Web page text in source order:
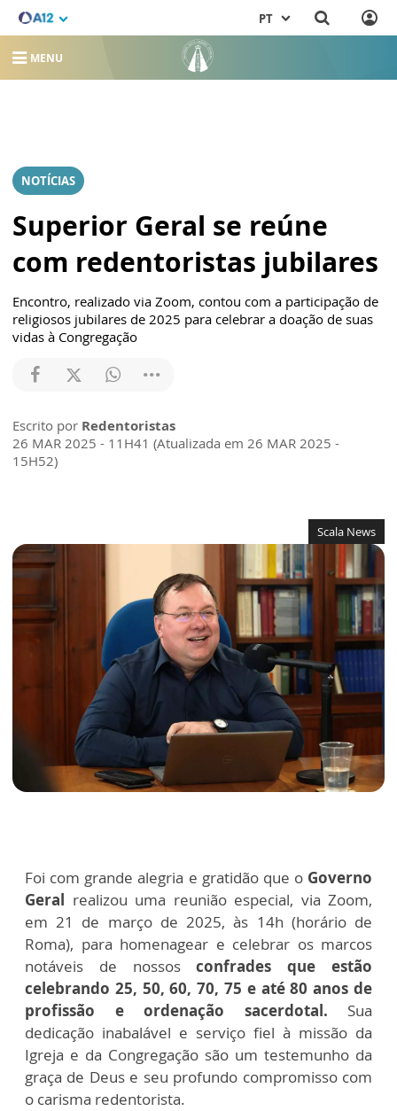
PT
MENU
NOTÍCIAS
Superior Geral se reúne
com redentoristas jubilares
Encontro, realizado via Zoom, contou com a participação de
religiosos jubilares de 2025 para celebrar a doação de suas
vidas à Congregação
Escrito por Redentoristas
26 MAR 2025 - 11H41 (Atualizada em 26 MAR 2025 -
15H52)
Scala News
Foi com grande alegria e gratidão que o Governo
Geral realizou uma reunião especial, via Zoom,
em 21 de março de 2025, às 14h (horário de
Roma), para homenagear e celebrar os marcos
notáveis de nossosconfrades que estão
celebrando 25, 50, 60, 70, 75 e até 80 anos de
profissão e ordenação sacerdotal. Sua
dedicação inabalável e serviço fiel à missão da
Igreja e da Congregação são um testemunho da
graça de Deus e seu profundo compromisso com
o carisma redentorista.